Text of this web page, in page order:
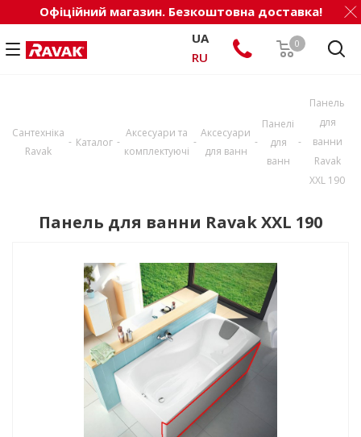
Офіційний магазин. Безкоштовна доставка!
0
UA
RU
Сантехніка
Ravak
- Каталог -
Аксесуари та
комплектуючі
-
Аксесуари
для ванн
-
Панелі
для
ванн
-
Панель
для
ванни
Ravak
XXL 190
Панель для ванни Ravak XXL 190